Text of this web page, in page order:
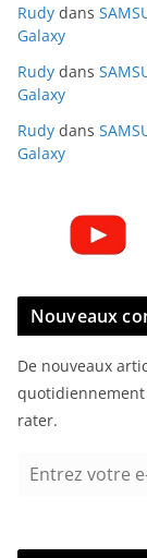
Rudy dans
Galaxy
Rudy dans
Galaxy
Rudy dans
Galaxy
Nouveaux
De nouveaux
rater.
r